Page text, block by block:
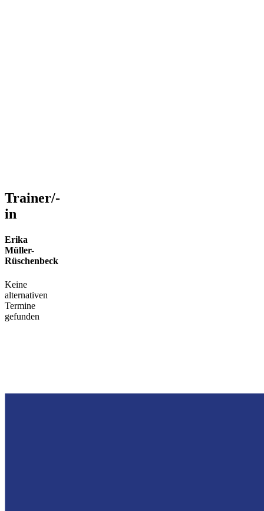
Trainer/-
in
Erika
Müller-
Rüschenbeck
Keine
alternativen
Termine
gefunden